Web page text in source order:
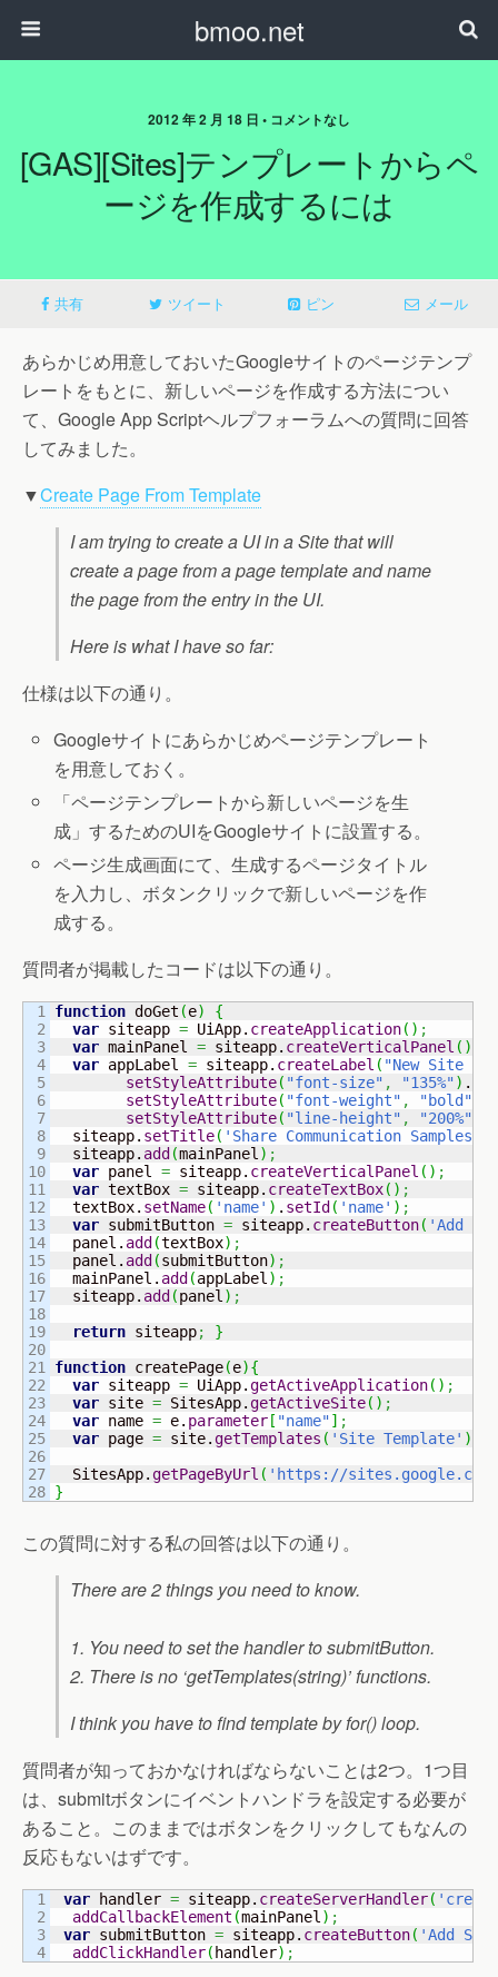
bmoo.net
2012 年 2 月 18 日 • コメントなし
[GAS][Sites]テンプレートからペ
ージを作成するには
共有 ツイート ピン メール
あらかじめ用意しておいたGoogleサイトのページテンプ
レートをもとに、新しいページを作成する方法につい
て、Google App Scriptヘルプフォーラムへの質問に回答
してみました。
▼Create Page From Template
I am trying to create a UI in a Site that will
create a page from a page template and name
the page from the entry in the UI.
Here is what I have so far:
仕様は以下の通り。
Googleサイトにあらかじめページテンプレート
を用意しておく。
「ページテンプレートから新しいページを生
成」するためのUIをGoogleサイトに設置する。
ページ生成画面にて、生成するページタイトル
を入力し、ボタンクリックで新しいページを作
成する。
質問者が掲載したコードは以下の通り。
1
2
3
4
5
6
7
8
9
10
11
12
13
14
15
16
17
18
19
20
21
22
23
24
25
26
27
function doGet (e)
{
var siteapp = UiApp. createApplication( ) ;
var mainPanel = siteapp. createVerticalPanel ( )
var appLabel = siteapp. createLabel ( "New Site
setStyleAttribute( "font-size" , "135%") .
setStyleAttribute( "font-weight" , "bold"
setStyleAttribute( "line-height" , "200%"
  siteapp.
setTitle( 'Share Communication Samples'
  siteapp.
add (mainPanel) ;
var panel = siteapp. createVerticalPanel ( ) ;
var textBox = siteapp. createTextBox( ) ;
  textBox.
setName( 'name' ) . setId ( 'name' ) ;
var submitButton = siteapp. createButton( 'Add
  panel.
add (textBox) ;
  panel.
add (submitButton) ;
  mainPanel.
add (appLabel) ;
  siteapp.
add (panel) ;
return siteapp;
}
function createPage(e){
var siteapp = UiApp.getActiveApplication( ) ;
var site = SitesApp.getActiveSite( ) ;
var name = e. parameter [ "name"] ;
var page = site.getTemplates ( 'Site Template' )
  SitesApp.
getPageByUrl ( 'https://sites.google.com/
}
この質問に対する私の回答は以下の通り。
There are 2 things you need to know.
1. You need to set the handler to submitButton.
2. There is no ‘getTemplates(string)’ functions.
I think you have to find template by for() loop.
質問者が知っておかなければならないことは2つ。1つ目
は、submitボタンにイベントハンドラを設定する必要が
あること。このままではボタンをクリックしてもなんの
反応もないはずです。
1
2
3
var handler = siteapp. createServerHandler(
addCallbackElement (mainPanel) ;
var submitButton = siteapp. createButton( 'Add
addClickHandler( handler) ;